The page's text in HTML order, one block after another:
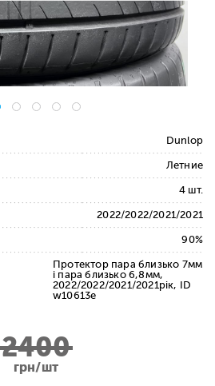
Dunlop
Летние
4 шт.
2022/2022/2021/2021
90%
Протектор пара близько 7мм
і пара близько 6,8мм,
2022/2022/2021/2021рік, ID
w10613e
2400
грн/шт